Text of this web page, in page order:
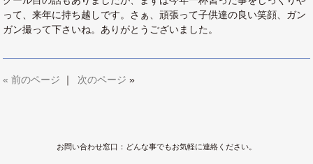
って、来年に持ち越しです。さぁ、頑張って子供達の良い笑顔、ガン
ガン撮って下さいね。ありがとうございました。
« 前のページ ｜ 次のページ »
お問い合わせ窓口：どんな事でもお気軽に連絡ください。